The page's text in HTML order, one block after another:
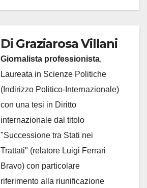
Di Graziarosa Villani
Giornalista professionista,
Laureata in Scienze Politiche
(Indirizzo Politico-Internazionale)
con una tesi in Diritto
internazionale dal titolo
"Successione tra Stati nei
Trattati" (relatore Luigi Ferrari
Bravo) con particolare
riferimento alla riunificazione